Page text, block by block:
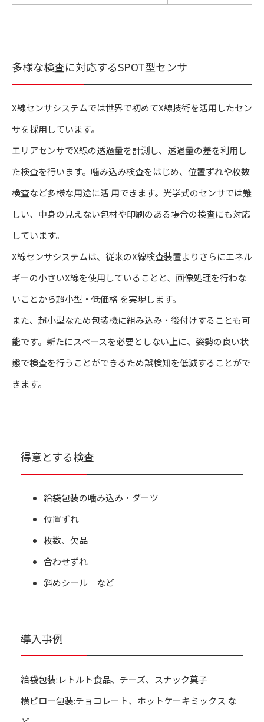
多様な検査に対応するSPOT型センサ
X線センサシステムでは世界で初めてX線技術を活用したセン
サを採用しています。
エリアセンサでX線の透過量を計測し、透過量の差を利用し
た検査を行います。噛み込み検査をはじめ、位置ずれや枚数
検査など多様な用途に活 用できます。光学式のセンサでは難
しい、中身の見えない包材や印刷のある場合の検査にも対応
しています。
X線センサシステムは、従来のX線検査装置よりさらにエネル
ギーの小さいX線を使用していることと、画像処理を行わな
いことから超小型・低価格 を実現します。
また、超小型なため包装機に組み込み・後付けすることも可
能です。新たにスペースを必要としない上に、姿勢の良い状
態で検査を行うことができるため誤検知を低減することがで
きます。
得意とする検査
給袋包装の噛み込み・ダーツ
位置ずれ
枚数、欠品
合わせずれ
斜めシール など
導入事例
給袋包装:レトルト食品、チーズ、スナック菓子
横ピロー包装:チョコレート、ホットケーキミックス な